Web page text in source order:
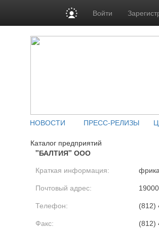
Войти
НОВОСТИ ПРЕСС-РЕЛИЗЫ
Каталог предприятий
"БАЛТИЯ" ООО
Краткая информация:
Почтовый адрес:
Телефон: (812)
Факс: (812)